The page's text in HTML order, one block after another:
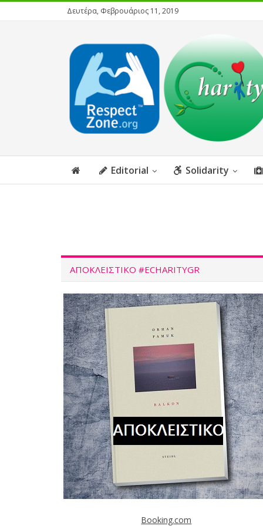
Δευτέρα, Φεβρουάριος 11, 2019
Editorial Solidarity
ΑΠΟΚΛΕΙΣΤΙΚΌ #ECHARITYGR
Booking.com